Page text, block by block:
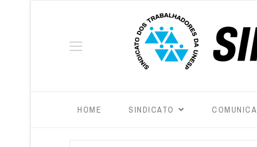
HOME SINDICATO